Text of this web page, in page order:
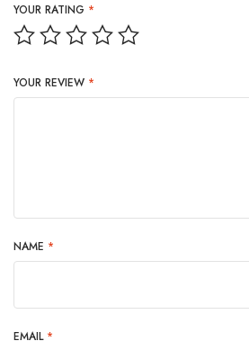
YOUR RATING *
YOUR REVIEW *
NAME *
EMAIL *